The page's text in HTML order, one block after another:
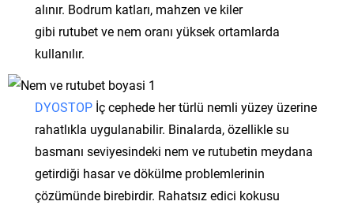
alınır. Bodrum katları, mahzen ve kiler
gibi rutubet ve nem oranı yüksek ortamlarda
kullanılır.
DYOSTOP İç cephede her türlü nemli yüzey üzerine
rahatlıkla uygulanabilir. Binalarda, özellikle su
basmanı seviyesindeki nem ve rutubetin meydana
getirdiği hasar ve dökülme problemlerinin
çözümünde birebirdir. Rahatsız edici kokusu